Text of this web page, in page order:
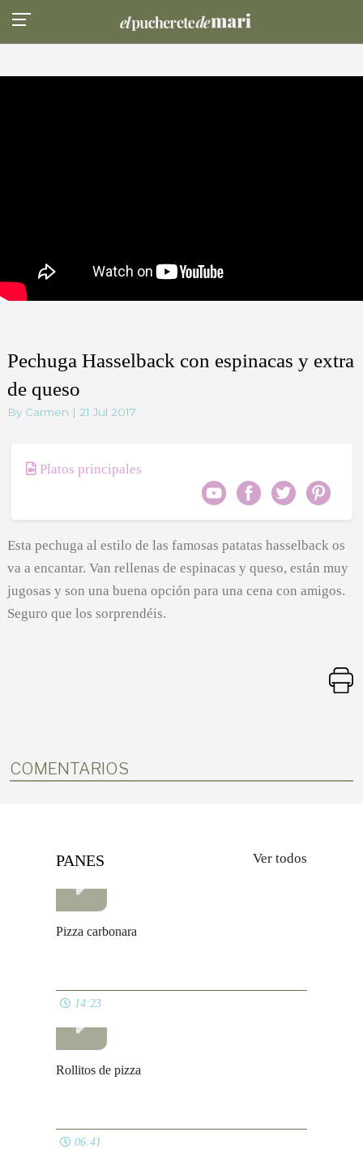
Pechuga Hasselback con espinacas y extra
de queso
By Carmen | 21 Jul 2017
Platos principales
Esta pechuga al estilo de las famosas patatas hasselback os
va a encantar. Van rellenas de espinacas y queso, están muy
jugosas y son una buena opción para una cena con amigos.
Seguro que los sorprendéis.
COMENTARIOS
PANES Ver todos
Pizza carbonara
14:23
Rollitos de pizza
06:41